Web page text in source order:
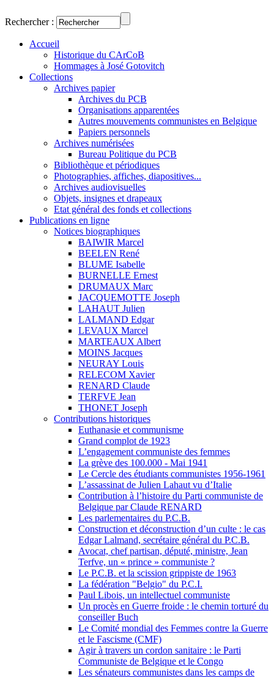
Rechercher :
Accueil
Historique du CArCoB
Hommages à José Gotovitch
Collections
Archives papier
Archives du PCB
Organisations apparentées
Autres mouvements communistes en Belgique
Papiers personnels
Archives numérisées
Bureau Politique du PCB
Bibliothèque et périodiques
Photographies, affiches, diapositives...
Archives audiovisuelles
Objets, insignes et drapeaux
Etat général des fonds et collections
Publications en ligne
Notices biographiques
BAIWIR Marcel
BEELEN René
BLUME Isabelle
BURNELLE Ernest
DRUMAUX Marc
JACQUEMOTTE Joseph
LAHAUT Julien
LALMAND Edgar
LEVAUX Marcel
MARTEAUX Albert
MOINS Jacques
NEURAY Louis
RELECOM Xavier
RENARD Claude
TERFVE Jean
THONET Joseph
Contributions historiques
Euthanasie et communisme
Grand complot de 1923
L’engagement communiste des femmes
La grève des 100.000 - Mai 1941
Le Cercle des étudiants communistes 1956-1961
L’assassinat de Julien Lahaut vu d’Italie
Contribution à l’histoire du Parti communiste de
Belgique par Claude RENARD
Les parlementaires du P.C.B.
Construction et déconstruction d’un culte : le cas
Edgar Lalmand, secrétaire général du P.C.B.
Avocat, chef partisan, député, ministre, Jean
Terfve, un « prince » communiste ?
Le P.C.B. et la scission grippiste de 1963
La fédération "Belgio" du P.C.I.
Paul Libois, un intellectuel communiste
Un procès en Guerre froide : le chemin torturé du
conseiller Buch
Le Comité mondial des Femmes contre la Guerre
et le Fascisme (CMF)
Agir à travers un cordon sanitaire : le Parti
Communiste de Belgique et le Congo
Les sénateurs communistes dans les camps de